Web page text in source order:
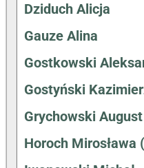
Dziduch Alicja
Gauze Alina
Gostkowski
Gostyński
Grychowski August
Horoch Mirosława